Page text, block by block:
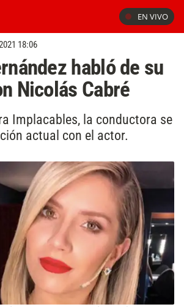
EN VIVO
18:06
habló de su
Nicolás Cabré
Implacables, la conductora se
actual con el actor.